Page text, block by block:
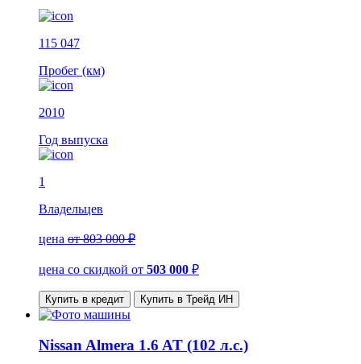
115 047
Пробег (км)
2010
Год выпуска
1
Владельцев
цена от 803 000 ₽
цена со скидкой от 503 000 ₽
Купить в кредит Купить в Трейд ИН
Nissan Almera 1.6 AT (102 л.с.)